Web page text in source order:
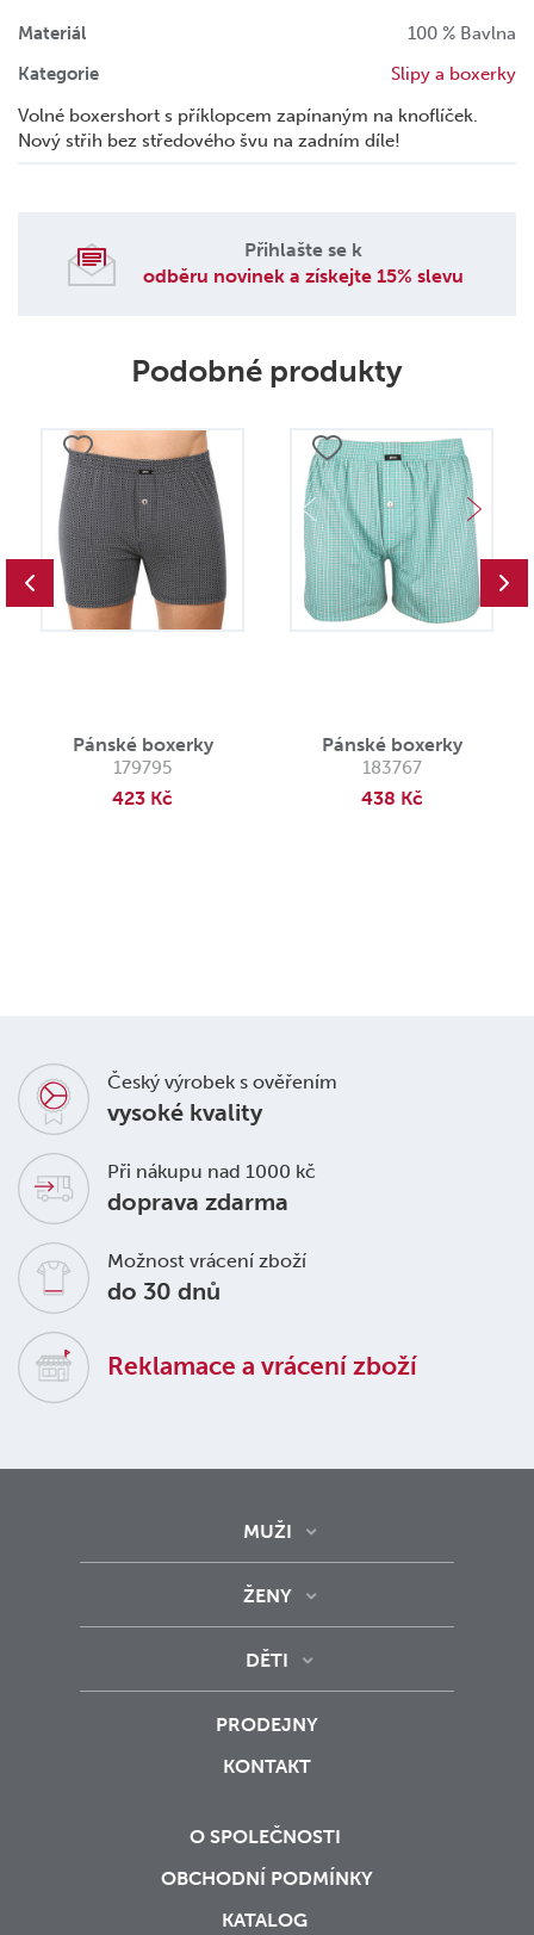
Materiál
100 % Bavlna
Kategorie
Slipy a boxerky
Volné boxershort s příklopcem zapínaným na knoflíček.
Nový střih bez středového švu na zadním díle!
Přihlašte se k
odběru novinek a získejte 15% slevu
Podobné produkty
Pánské boxerky
179795
423 Kč
Pánské boxerky
183767
438 Kč
Český výrobek s ověřením
vysoké kvality
Při nákupu nad 1000 kč
doprava zdarma
Možnost vrácení zboží
do 30 dnů
Reklamace a vrácení zboží
MUŽI
ŽENY
DĚTI
PRODEJNY
KONTAKT
O SPOLEČNOSTI
OBCHODNÍ PODMÍNKY
KATALOG